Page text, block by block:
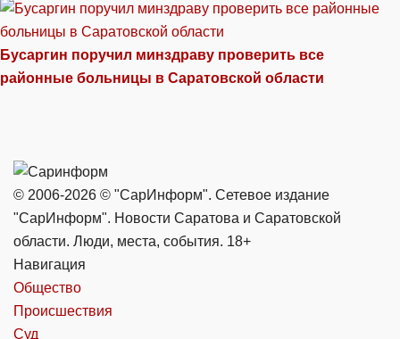
Бусаргин поручил минздраву проверить все
районные больницы в Саратовской области
© 2006-2026 © "СарИнформ". Сетевое издание
"СарИнформ". Новости Саратова и Саратовской
области. Люди, места, события. 18+
Навигация
Общество
Происшествия
Суд